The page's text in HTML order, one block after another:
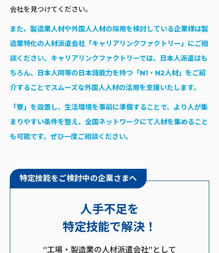
会社を見つけてください。
また、製造業人材や外国人人材の採用を検討している企業様は製
造業特化の人材派遣会社「キャリアリンクファクトリー」にご相
談ください。キャリアリンクファクトリーでは、日本人派遣はも
ちろん、日本人同等の日本語能力を持つ「N1・N2人材」をご紹
介することでスムーズな外国人人材の活用を支援いたします。
「寮」を設置し、生活環境を事前に準備することで、より人が集
まりやすい条件を整え、全国ネットワークにて人材を集めること
も可能です。ぜひ一度ご相談ください。
特定技能をご検討中の企業さまへ
人手不足を
特定技能で解決！
“工場・製造業の人材派遣会社”として